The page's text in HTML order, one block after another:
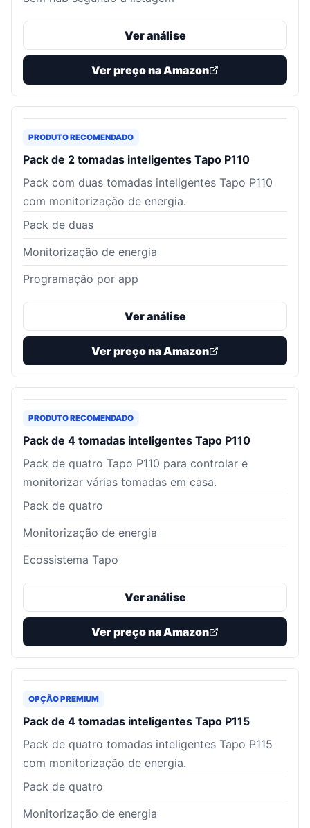
Ver análise
Ver preço na Amazon
PRODUTO RECOMENDADO
Pack de 2 tomadas inteligentes Tapo P110
Pack com duas tomadas inteligentes Tapo P110
com monitorização de energia.
Pack de duas
Monitorização de energia
Programação por app
Ver análise
Ver preço na Amazon
PRODUTO RECOMENDADO
Pack de 4 tomadas inteligentes Tapo P110
Pack de quatro Tapo P110 para controlar e
monitorizar várias tomadas em casa.
Pack de quatro
Monitorização de energia
Ecossistema Tapo
Ver análise
Ver preço na Amazon
OPÇÃO PREMIUM
Pack de 4 tomadas inteligentes Tapo P115
Pack de quatro tomadas inteligentes Tapo P115
com monitorização de energia.
Pack de quatro
Monitorização de energia